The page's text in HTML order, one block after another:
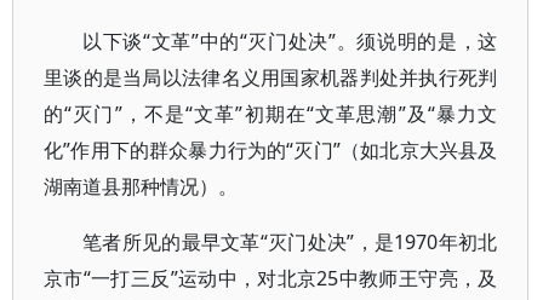
以下谈“文革”中的“灭门处决”。须说明的是，这
里谈的是当局以法律名义用国家机器判处并执行死判
的“灭门”，不是“文革”初期在“文革思潮”及“暴力文
化”作用下的群众暴力行为的“灭门”（如北京大兴县及
湖南道县那种情况）。
笔者所见的最早文革“灭门处决”，是1970年初北
京市“一打三反”运动中，对北京25中教师王守亮，及